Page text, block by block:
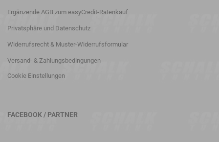
Ergänzende AGB zum easyCredit-Ratenkauf
Privatsphäre und Datenschutz
Widerrufsrecht & Muster-Widerrufsformular
Versand- & Zahlungsbedingungen
Cookie Einstellungen
FACEBOOK / PARTNER